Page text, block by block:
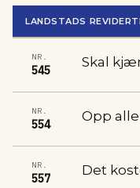
LANDSTADS
NR.
545
Skal
NR.
554
Opp
NR.
557
Det